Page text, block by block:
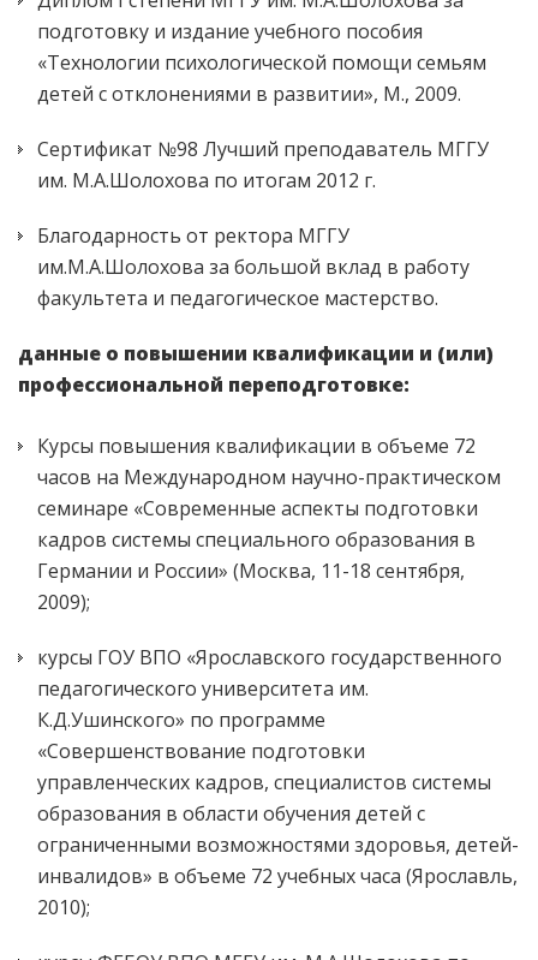
подготовку и издание учебного пособия
«Технологии психологической помощи семьям
детей с отклонениями в развитии», М., 2009.
Сертификат №98 Лучший преподаватель МГГУ
им. М.А.Шолохова по итогам 2012 г.
Благодарность от ректора МГГУ
им.М.А.Шолохова за большой вклад в работу
факультета и педагогическое мастерство.
данные о повышении квалификации и (или)
профессиональной переподготовке:
Курсы повышения квалификации в объеме 72
часов на Международном научно-практическом
семинаре «Современные аспекты подготовки
кадров системы специального образования в
Германии и России» (Москва, 11-18 сентября,
2009);
курсы ГОУ ВПО «Ярославского государственного
педагогического университета им.
К.Д.Ушинского» по программе
«Совершенствование подготовки
управленческих кадров, специалистов системы
образования в области обучения детей с
ограниченными возможностями здоровья, детей-
инвалидов» в объеме 72 учебных часа (Ярославль,
2010);